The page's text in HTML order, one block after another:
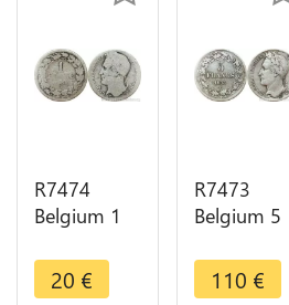
R7474
Belgium 1
Leopold I
1834
20 €
R7473
Belgium 5
Leopold I
1833 Incuse
110 €